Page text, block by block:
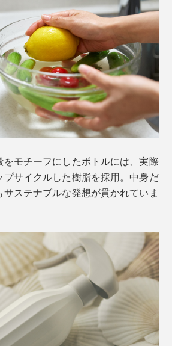
をモチーフにしたボトルには、実際
サイクルした樹脂を採用。中身だ
ステナブルな発想が貫かれていま